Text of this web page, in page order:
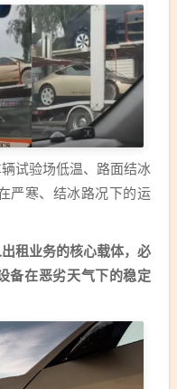
试验场低温、路面结冰
严寒、结冰路况下的运
租业务的核心载体，必
备在恶劣天气下的稳定